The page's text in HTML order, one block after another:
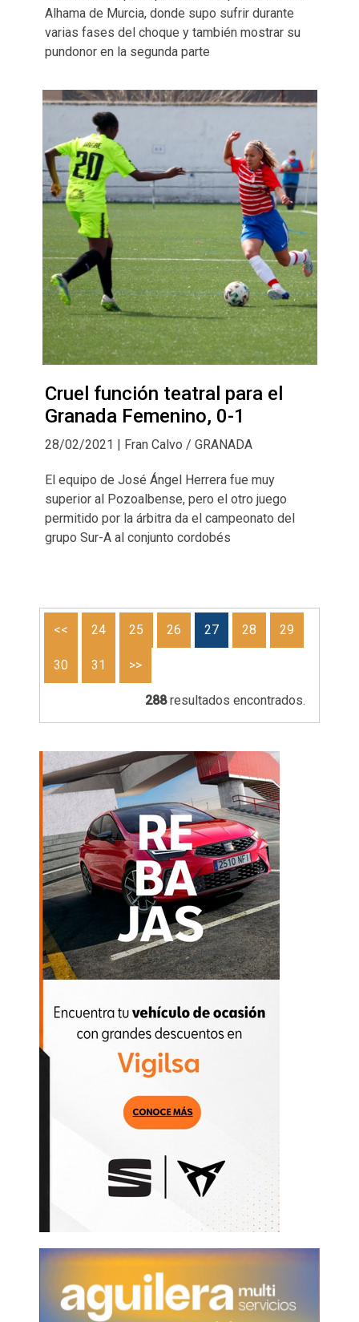
Alhama de Murcia, donde supo sufrir durante
varias fases del choque y también mostrar su
pundonor en la segunda parte
Cruel función teatral para el
Granada Femenino, 0-1
28/02/2021 | Fran Calvo / GRANADA
El equipo de José Ángel Herrera fue muy
superior al Pozoalbense, pero el otro juego
permitido por la árbitra da el campeonato del
grupo Sur-A al conjunto cordobés
<< 24 25 26 27 28 29
30 31 >>
288resultados encontrados.